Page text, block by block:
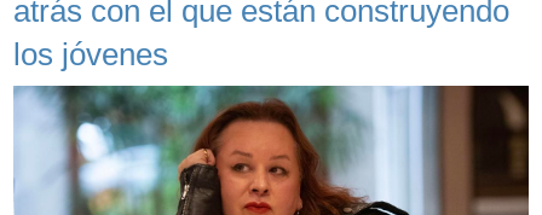
atrás con el que están construyendo
los jóvenes